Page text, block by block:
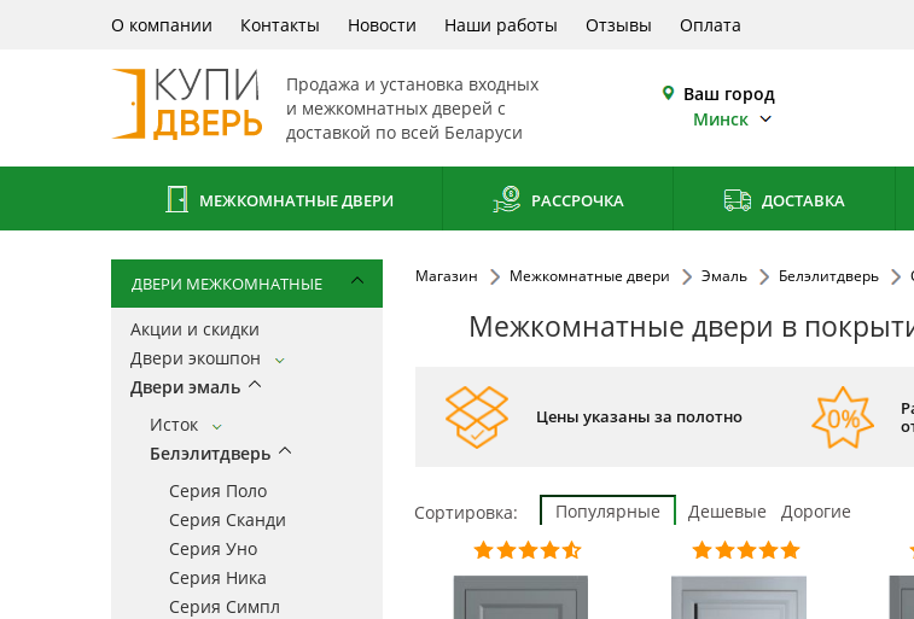
О компании Контакты Новости Наши работы Отзывы Оплата
Продажа и установка входных
и межкомнатных дверей с
доставкой по всей Беларуси
Ваш город
Минск
МЕЖКОМНАТНЫЕ ДВЕРИ РАССРОЧКА ДОСТАВКА
ДВЕРИ МЕЖКОМНАТНЫЕ
Акции и скидки
Двери экошпон
Двери эмаль
Исток
Белэлитдверь
Серия Поло
Серия Сканди
Серия Уно
Серия Ника
Серия Симпл
Магазин Межкомнатные двери Эмаль Белэлитдверь
Межкомнатные двери в
Цены указаны за полотно
Сортировка: Популярные Дешевые Дорогие